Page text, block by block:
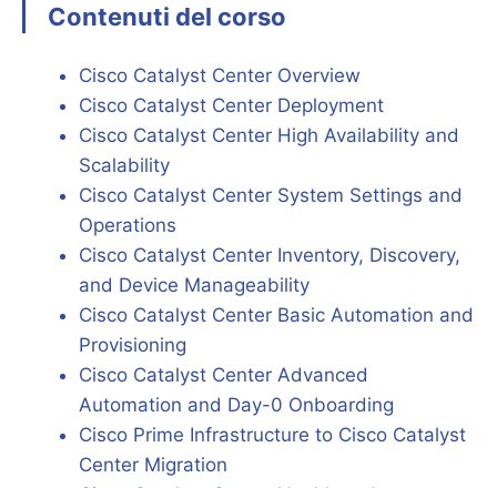
Contenuti del corso
Cisco Catalyst Center Overview
Cisco Catalyst Center Deployment
Cisco Catalyst Center High Availability and
Scalability
Cisco Catalyst Center System Settings and
Operations
Cisco Catalyst Center Inventory, Discovery,
and Device Manageability
Cisco Catalyst Center Basic Automation and
Provisioning
Cisco Catalyst Center Advanced
Automation and Day-0 Onboarding
Cisco Prime Infrastructure to Cisco Catalyst
Center Migration